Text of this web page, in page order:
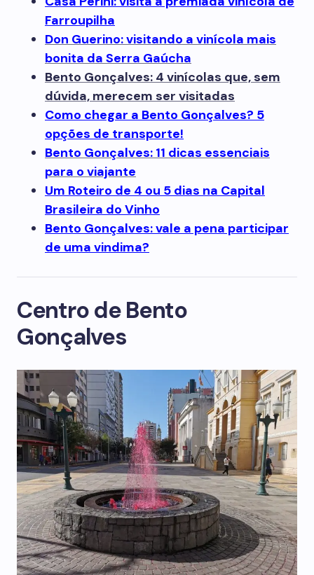
Farroupilha
Don Guerino: visitando a vinícola mais
bonita da Serra Gaúcha
Bento Gonçalves: 4 vinícolas que, sem
dúvida, merecem ser visitadas
Como chegar a Bento Gonçalves? 5
opções de transporte!
Bento Gonçalves: 11 dicas essenciais
para o viajante
Um Roteiro de 4 ou 5 dias na Capital
Brasileira do Vinho
Bento Gonçalves: vale a pena participar
de uma vindima?
Centro de Bento
Gonçalves